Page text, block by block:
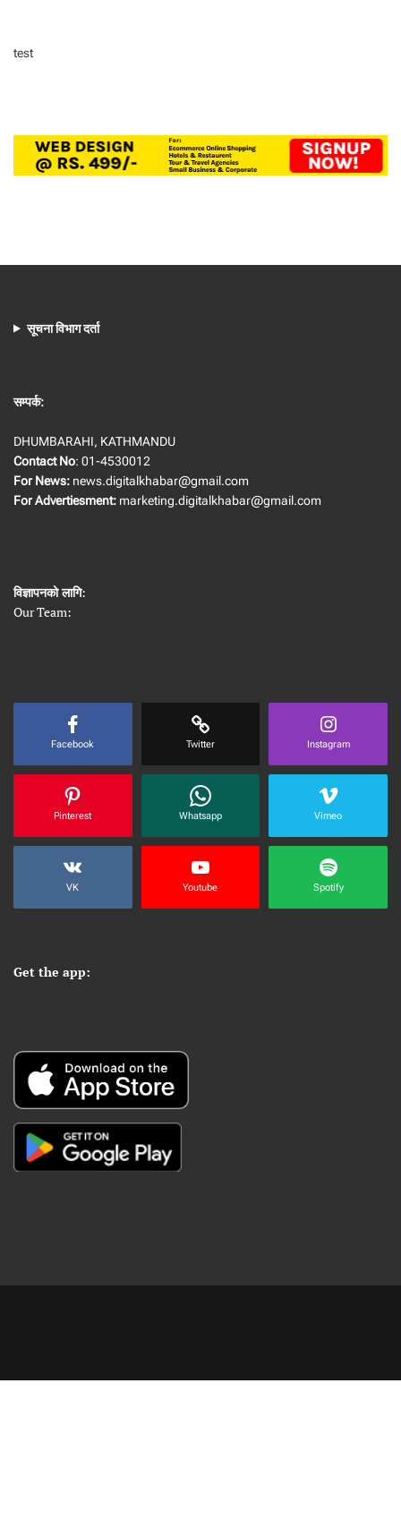
test
सूचना विभाग दर्ता
सम्पर्क:
DHUMBARAHI, KATHMANDU
Contact No: 01-4530012
For News: news.digitalkhabar@gmail.com
For Advertiesment: marketing.digitalkhabar@gmail.com
विज्ञापनको लागि:
Our Team:
Facebook Twitter Instagram
Pinterest Whatsapp Vimeo
VK Youtube Spotify
Get the app: